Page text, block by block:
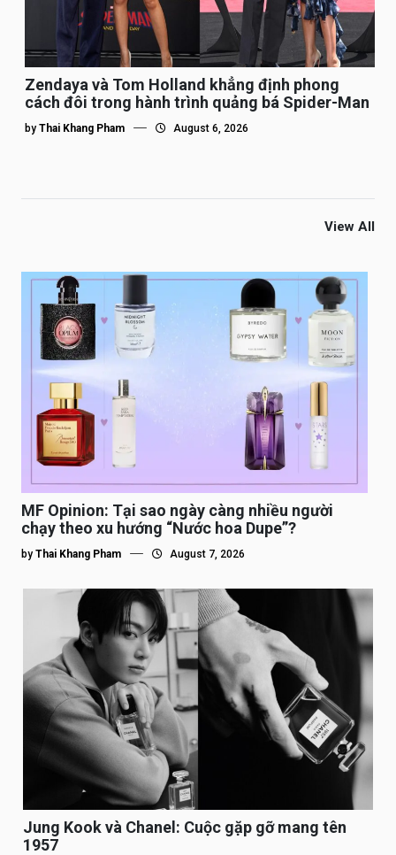
Zendaya và Tom Holland khẳng định phong
cách đôi trong hành trình quảng bá Spider-Man
by Thai Khang Pham August 6, 2026
View All
MF Opinion: Tại sao ngày càng nhiều người
chạy theo xu hướng “Nước hoa Dupe”?
by Thai Khang Pham August 7, 2026
Jung Kook và Chanel: Cuộc gặp gỡ mang tên
1957